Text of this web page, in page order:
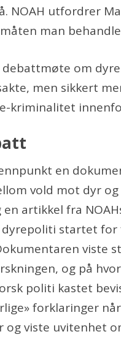
NOAH utfordrer
man
debattmøte om
men sikkert
kriminalitet
en
vold mot dyr
artikkel fra
startet
viste
og på
politi kastet
forklaringer
og viste uvitenhet